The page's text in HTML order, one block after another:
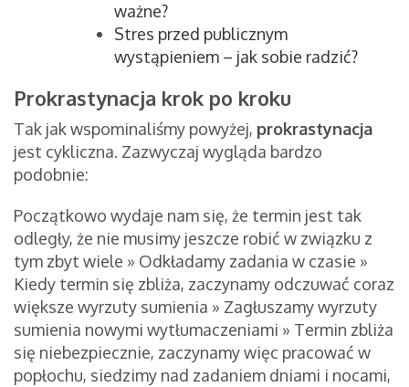
ważne?
Stres przed publicznym
wystąpieniem – jak sobie radzić?
Prokrastynacja krok po kroku
Tak jak wspominaliśmy powyżej, prokrastynacja
jest cykliczna. Zazwyczaj wygląda bardzo
podobnie:
Początkowo wydaje nam się, że termin jest tak
odległy, że nie musimy jeszcze robić w związku z
tym zbyt wiele » Odkładamy zadania w czasie »
Kiedy termin się zbliża, zaczynamy odczuwać coraz
większe wyrzuty sumienia » Zagłuszamy wyrzuty
sumienia nowymi wytłumaczeniami » Termin zbliża
się niebezpiecznie, zaczynamy więc pracować w
popłochu, siedzimy nad zadaniem dniami i nocami,